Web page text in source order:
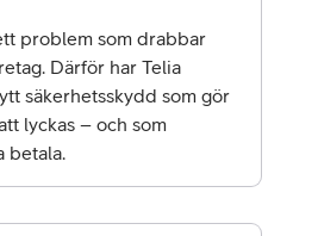
– samtal och surf i utlandet
problem som drabbar
Därför har Telia
säkerhetsskydd som gör
lyckas – och som
betala.